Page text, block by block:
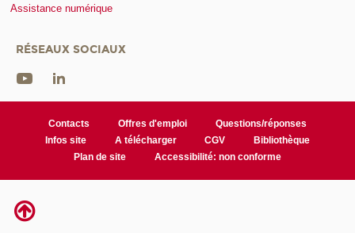
Assistance numérique
RÉSEAUX SOCIAUX
Contacts Offres d'emploi
Questions/réponses
Infos site
A télécharger CGV
Bibliothèque
Plan de site
Accessibilité: non conforme